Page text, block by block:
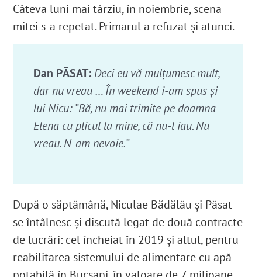
Câteva luni mai târziu, în noiembrie,scena
mitei s-a repetat. Primarul a refuzat și atunci.
Dan PĂSAT: Deci eu vă mulțumesc mult,
dar nu vreau … În weekend i-am spus și
lui Nicu: ”Bă, nu mai trimite pe doamna
Elena cu plicul la mine, că nu-l iau. Nu
vreau. N-am nevoie.”
După o săptămână, Niculae Bădălău și Păsat
se întâlnesc și discută legat de două contracte
de lucrări: cel încheiat în 2019 și altul, pentru
reabilitarea sistemului de alimentare cu apă